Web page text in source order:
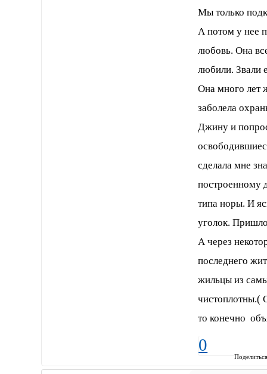
Мы только
А потом у нее
любовь. Она
любили. Звали
Она много лет
заболела
Джину и
сделала мне
построенному
типа норы. И
уголок.
А через
последнего
жильцы из
чистоплотны.(
то конечно
0